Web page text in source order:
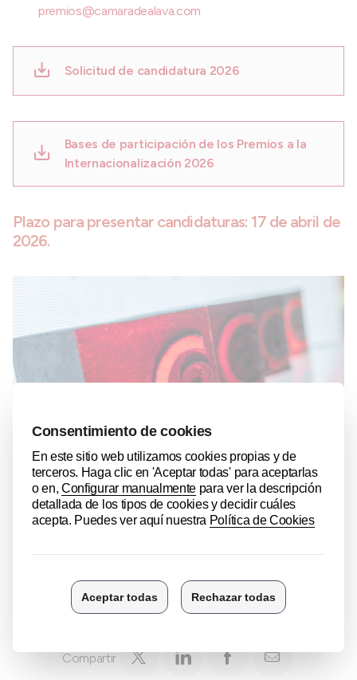
premios@camaradealava.com
Solicitud de candidatura 2026
Bases de participación de los Premios a la
Internacionalización 2026
Plazo para presentar candidaturas: 17 de abril de
2026.
Compartir